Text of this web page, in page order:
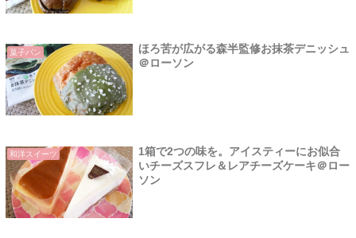
菓子パン
ほろ苦が広がる森半監修お抹茶デニッシュ
＠ローソン
和洋スイーツ
1箱で2つの味を。アイスティーにお似合
いチーズスフレ＆レアチーズケーキ＠ロー
ソン